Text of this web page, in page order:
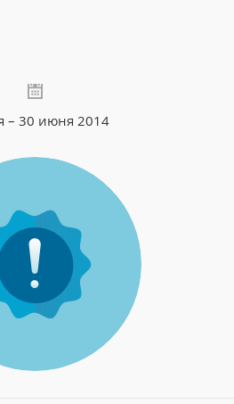
– 30 июня 2014